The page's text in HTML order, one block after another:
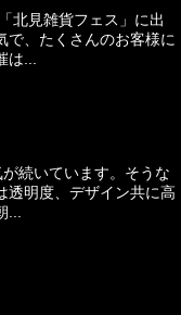
北見雑貨フェス」に出
で、たくさんのお客様に
は...
続いています。そうな
透明度、デザイン共に高